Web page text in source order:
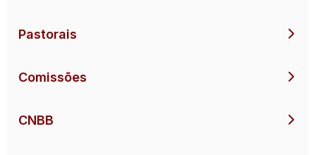
Pastorais
Comissões
CNBB